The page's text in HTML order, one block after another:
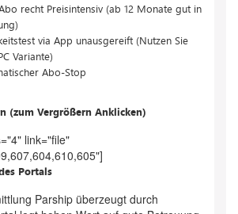
recht Preisintensiv (ab 12 Monate gut in
via App unausgereift (Nutzen Sie
Variante)
Abo-Stop
(zum Vergrößern Anklicken)
link="file"
Portals
Parship überzeugt durch